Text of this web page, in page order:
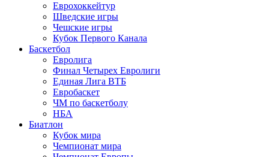
Еврохоккейтур
Шведские игры
Чешские игры
Кубок Первого Канала
Баскетбол
Евролига
Финал Четырех Евролиги
Единая Лига ВТБ
Евробаскет
ЧМ по баскетболу
НБА
Биатлон
Кубок мира
Чемпионат мира